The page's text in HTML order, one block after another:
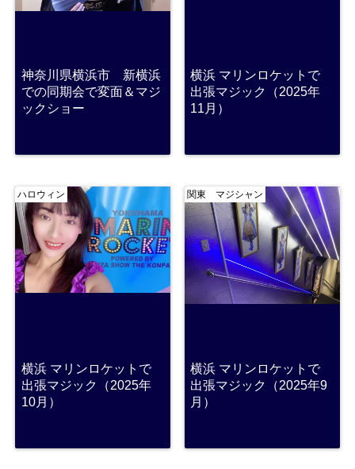
神奈川県横浜市 新横浜
での同期会で変面＆マジ
ックショー
横浜 マリンロケットで
出張マジック（2025年
11月）
ハロウィン
横浜 マリンロケットで
出張マジック（2025年
10月）
関東 マジシャン
横浜 マリンロケットで
出張マジック（2025年9
月）